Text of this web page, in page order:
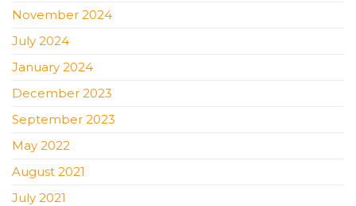
November 2024
July 2024
January 2024
December 2023
September 2023
May 2022
August 2021
July 2021